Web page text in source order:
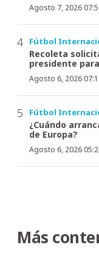
Agosto 7, 2026
Fútbol
Recoleta
presidente
Agosto 6, 2026
Fútbol
¿Cuándo
de Europa?
Agosto 6, 2026
Más